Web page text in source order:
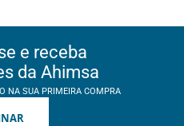
e receba
da Ahimsa
NA SUA PRIMEIRA COMPRA